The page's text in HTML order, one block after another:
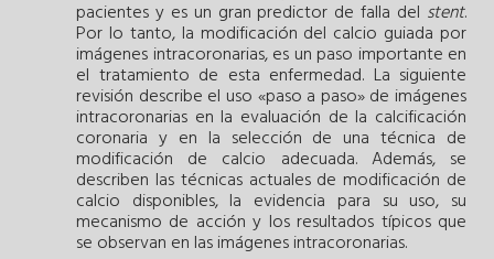
pacientes y es un gran predictor de falla del stent.
Por lo tanto, la modificación del calcio guiada por
imágenes intracoronarias, es un paso importante en
el tratamiento de esta enfermedad. La siguiente
revisión describe el uso «paso a paso» de imágenes
intracoronarias en la evaluación de la calcificación
coronaria y en la selección de una técnica de
modificación de calcio adecuada. Además, se
describen las técnicas actuales de modificación de
calcio disponibles, la evidencia para su uso, su
mecanismo de acción y los resultados típicos que
se observan en las imágenes intracoronarias.